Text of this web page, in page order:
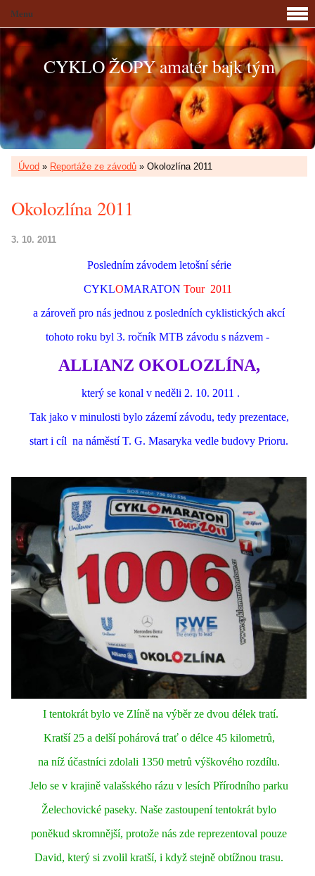
CYKLO ŽOPY amatér bajk tým
Úvod » Reportáže ze závodů » Okolozlína 2011
Okolozlína 2011
3. 10. 2011
Posledním závodem letošní série
CYKLOMARATON Tour 2011
a zároveň pro nás jednou z posledních cyklistických akcí
tohoto roku byl 3. ročník MTB závodu s názvem -
ALLIANZ OKOLOZLÍNA,
který se konal v neděli 2. 10. 2011 .
Tak jako v minulosti bylo zázemí závodu, tedy prezentace,
start i cíl na náměstí T. G. Masaryka vedle budovy Prioru.
I tentokrát bylo ve Zlíně na výběr ze dvou délek tratí.
Kratší 25 a delší pohárová trať o délce 45 kilometrů,
na níž účastníci zdolali 1350 metrů výškového rozdílu.
Jelo se v krajině valašského rázu v lesích Přírodního parku
Želechovické paseky. Naše zastoupení tentokrát bylo
poněkud skromnější, protože nás zde reprezentoval pouze
David, který si zvolil kratší, i když stejně obtížnou trasu.
Menu